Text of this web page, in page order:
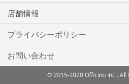
店舗情報
プライバシーポリシー
お問い合わせ
© 2015-2020 Officino Inc.. All